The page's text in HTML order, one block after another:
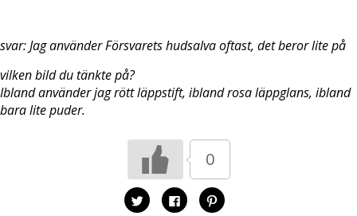
svar: Jag använder Försvarets hudsalva oftast, det beror lite på
vilken bild du tänkte på?
Ibland använder jag rött läppstift, ibland rosa läppglans, ibland
bara lite puder.
0
K
l
K
l
K
l